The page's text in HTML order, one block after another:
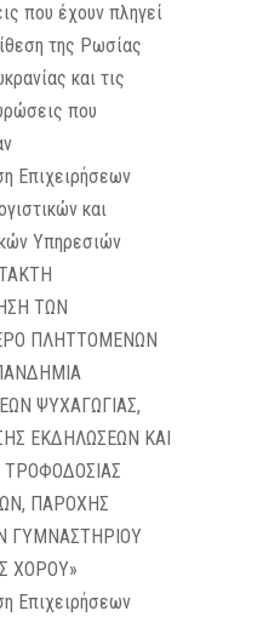
που έχουν πληγεί
της Ρωσίας
και τις
που
Επιχειρήσεων
και
Υπηρεσιών
ΤΩΝ
ΠΛΗΤΤΟΜΕΝΩΝ
ΨΥΧΑΓΩΓΙΑΣ,
ΕΚΔΗΛΩΣΕΩΝ ΚΑΙ
ΤΡΟΦΟΔΟΣΙΑΣ
ΠΑΡΟΧΗΣ
ΓΥΜΝΑΣΤΗΡΙΟΥ
ΧΟΡΟΥ»
Επιχειρήσεων